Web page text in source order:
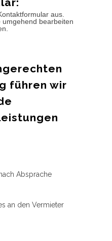
aus.
bearbeiten
führen wir
Absprache
an den Vermieter